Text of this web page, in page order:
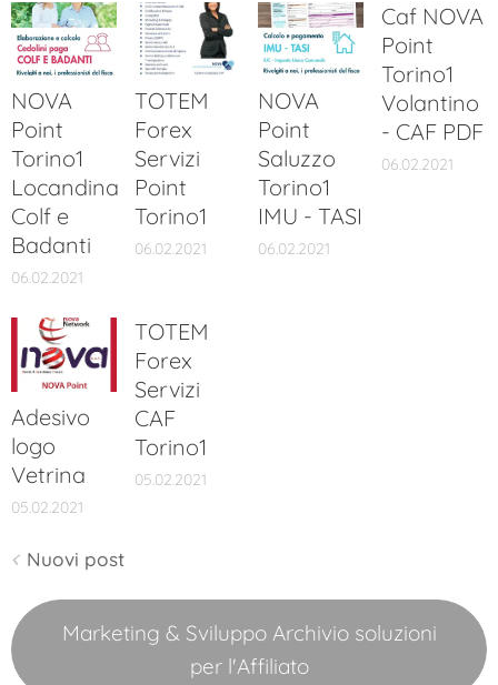
NOVA
Point
Torino1
Locandina
Colf e
Badanti
06.02.2021
TOTEM
Forex
Servizi
Point
Torino1
06.02.2021
NOVA
Point
Saluzzo
Torino1
IMU - TASI
06.02.2021
Caf NOVA
Point
Torino1
Volantino
- CAF PDF
06.02.2021
Adesivo
logo
Vetrina
05.02.2021
TOTEM
Forex
Servizi
CAF
Torino1
05.02.2021
Nuovi post
Marketing & Sviluppo Archivio soluzioni
per l'Affiliato